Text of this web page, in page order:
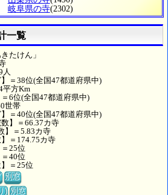
岐阜県の寺(2302)
一覧
たけん」
人
＝38位(全国47都道府県中)
平方Km
6位(全国47都道府県中)
世帯
＝40位(全国47都道府県中)
】＝66.37カ寺
】＝5.83カ寺
＝174.75カ寺
25位
40位
＝25位
別窓
) 別窓